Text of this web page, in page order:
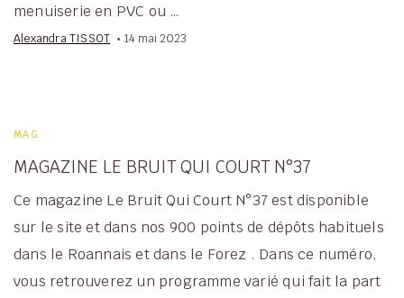
menuiserie en PVC ou …
Alexandra TISSOT 14 mai 2023
MAG
MAGAZINE LE BRUIT QUI COURT N°37
Ce magazine Le Bruit Qui Court N°37 est disponible
sur le site et dans nos 900 points de dépôts habituels
dans le Roannais et dans le Forez . Dans ce numéro,
vous retrouverez un programme varié qui fait la part